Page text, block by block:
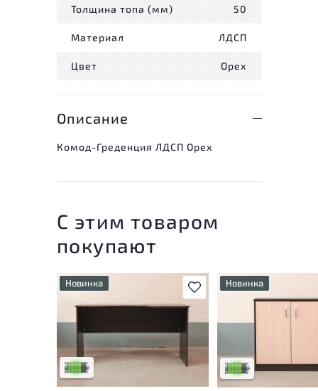
Толщина топа (мм) 50
Материал ЛДСП
Цвет Орех
Описание
Комод-Греденция ЛДСП Орех
С этим товаром
покупают
В избранное
Новинка
У товара присутствуют
незначительные следы
эксплуатации, не влияющие
на удобство его
использования
Низкая степень износа
Новинка
У товара
незначительные
эксплуатации, не
на удобство его
Низкая степень